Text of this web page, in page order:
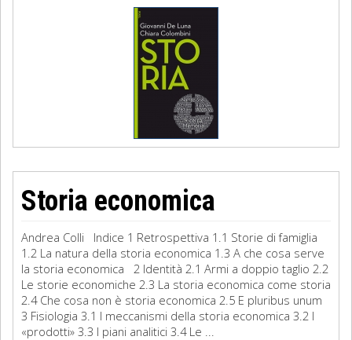
Storia economica
Andrea Colli Indice 1 Retrospettiva 1.1 Storie di famiglia
1.2 La natura della storia economica 1.3 A che cosa serve
la storia economica 2 Identità 2.1 Armi a doppio taglio 2.2
Le storie economiche 2.3 La storia economica come storia
2.4 Che cosa non è storia economica 2.5 E pluribus unum
3 Fisiologia 3.1 I meccanismi della storia economica 3.2 I
«prodotti» 3.3 I piani analitici 3.4 Le ...